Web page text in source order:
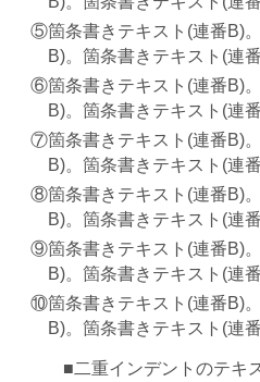
箇条書きテキスト(連番B)
B)。箇条書きテキスト(連番
箇条書きテキスト(連番B)
B)。箇条書きテキスト(連番
箇条書きテキスト(連番B)
B)。箇条書きテキスト(連番
箇条書きテキスト(連番B)
B)。箇条書きテキスト(連番
箇条書きテキスト(連番B)
B)。箇条書きテキスト(連番
箇条書きテキスト(連番B)
B)。箇条書きテキスト(連番
二重インデントのテキ